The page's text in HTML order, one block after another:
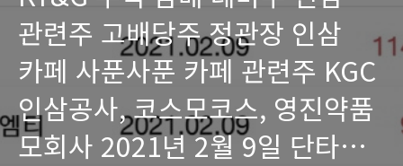
관련주 고배당주 정관장 인삼
카페 사푼사푼 카페 관련주 KGC
인삼공사, 코스모코스, 영진약품
모회사 2021년 2월 9일 단타